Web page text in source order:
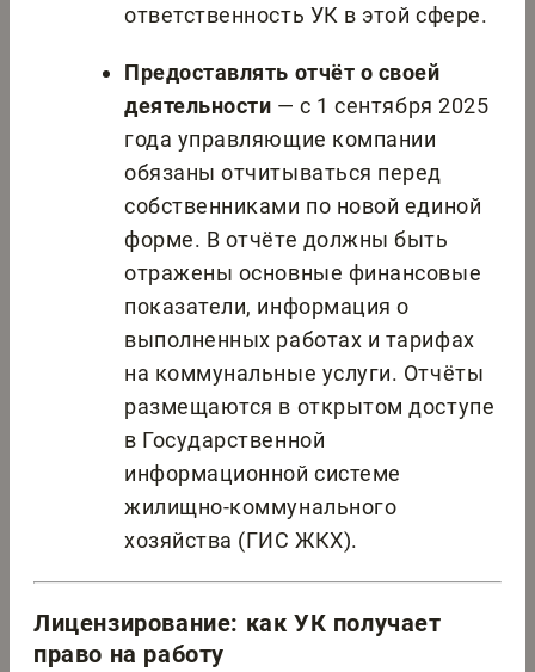
ответственность УК в этой сфере.
Предоставлять отчёт о своей
деятельности — с 1 сентября 2025
года управляющие компании
обязаны отчитываться перед
собственниками по новой единой
форме. В отчёте должны быть
отражены основные финансовые
показатели, информация о
выполненных работах и тарифах
на коммунальные услуги. Отчёты
размещаются в открытом доступе
в Государственной
информационной системе
жилищно-коммунального
хозяйства (ГИС ЖКХ).
Лицензирование: как УК получает
право на работу